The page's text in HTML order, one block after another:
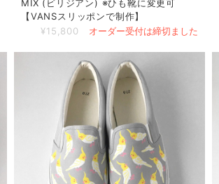
MIX (ビリジアン) ※ひも靴に変更可
【VANSスリッポンで制作】
¥15,800
オーダー受付は締切ました